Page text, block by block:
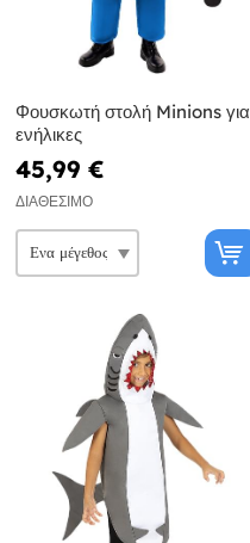
Φουσκωτή στολή Minions για
ενήλικες
45,99 €
ΔΙΑΘΈΣΙΜΟ